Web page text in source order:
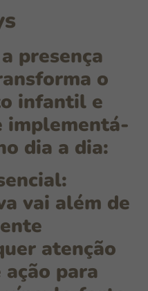
presença
o
infantil e
implementá-
dia a dia:
vai além de
atenção
para